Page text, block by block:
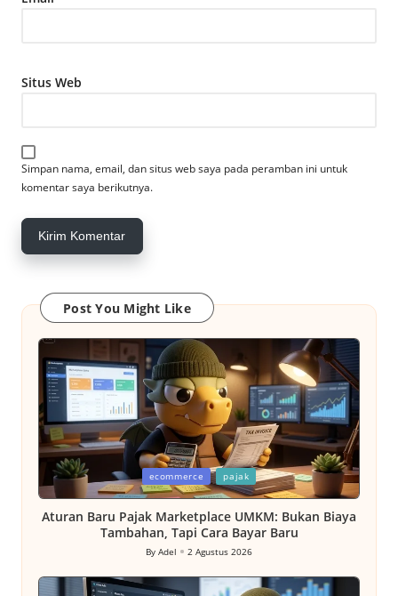
Situs Web
Simpan nama, email, dan situs web saya pada peramban ini untuk
komentar saya berikutnya.
Post You Might Like
Posted
in
ecommerce pajak
Aturan Baru Pajak Marketplace UMKM: Bukan Biaya
Tambahan, Tapi Cara Bayar Baru
Posted
by
By Adel 2 Agustus 2026